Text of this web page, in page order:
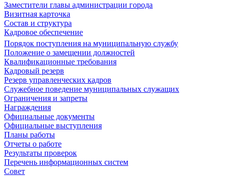
Заместители главы администрации города
Визитная карточка
Состав и структура
Кадровое обеспечение
Порядок поступления на муниципальную службу
Положение о замещении должностей
Квалификационные требования
Кадровый резерв
Резерв управленческих кадров
Служебное поведение муниципальных служащих
Ограничения и запреты
Награждения
Официальные документы
Официальные выступления
Планы работы
Отчеты о работе
Результаты проверок
Перечень информационных систем
Совет